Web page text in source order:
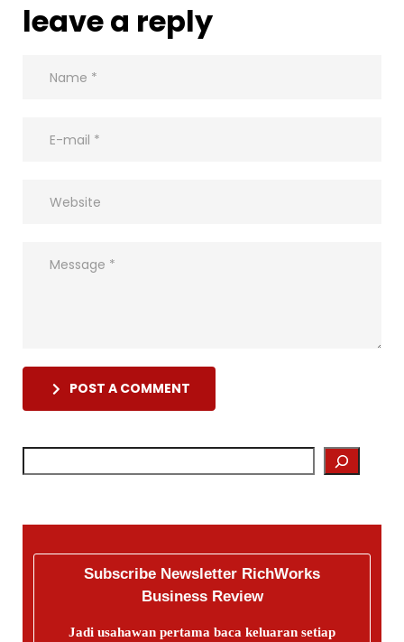
leave a reply
POST A COMMENT
Subscribe Newsletter RichWorks
Business Review
Jadi usahawan pertama baca keluaran setiap